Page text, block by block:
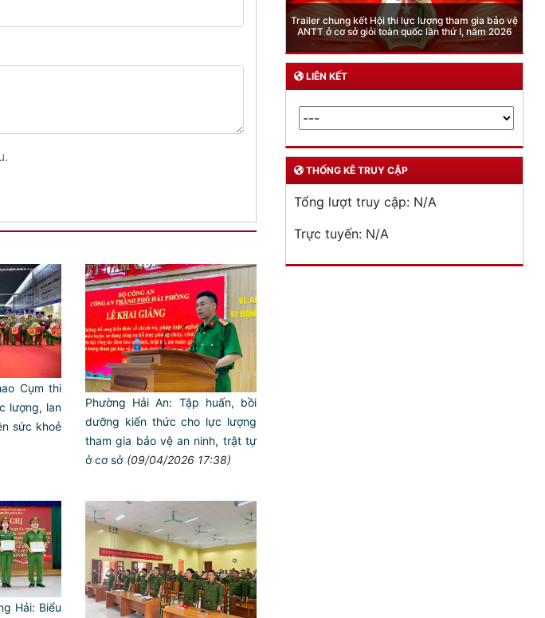
Cụm thi
lượng, lan
sức khoẻ
Phường Hải An: Tập huấn, bồi
dưỡng kiến thức cho lực lượng
tham gia bảo vệ an ninh, trật tự
ở cơ sở (09/04/2026 17:38)
Hải: Biểu
Phòng Quản lý xuất nhập cảnh: Hướng dẫn những
quy định mới trong lĩnh vực xuất cảnh, nhập cảnh
của công dân việt nam từ ngày 01/7/2026
LIÊN KẾT
THỐNG KÊ TRUY CẬP
Tổng lượt truy cập: N/A
Trực tuyến: N/A